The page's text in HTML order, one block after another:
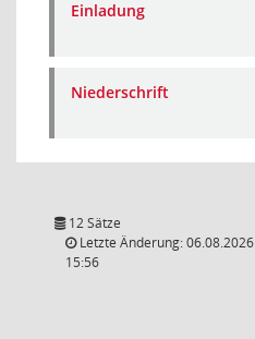
Einladung
Niederschrift
12 Sätze
Letzte Änderung: 06.08.2026
15:56